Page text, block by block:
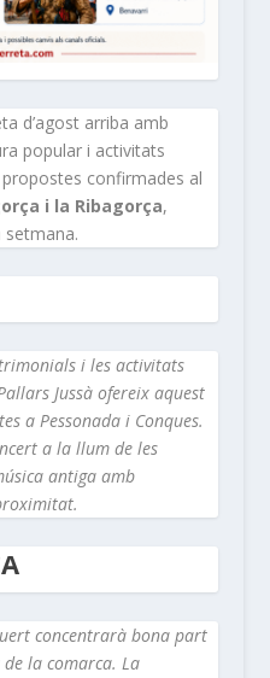
d’agost arriba amb
popular i activitats
propostes confirmades al
i la Ribagorça,
i les activitats
Jussà ofereix aquest
a Pessonada i Conques.
a la llum de les
antiga amb
concentrarà bona part
la comarca. La